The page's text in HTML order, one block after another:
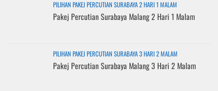
PILIHAN PAKEJ PERCUTIAN SURABAYA 2 HARI 1 MALAM
Pakej Percutian Surabaya Malang 2 Hari 1 Malam
PILIHAN PAKEJ PERCUTIAN SURABAYA 3 HARI 2 MALAM
Pakej Percutian Surabaya Malang 3 Hari 2 Malam